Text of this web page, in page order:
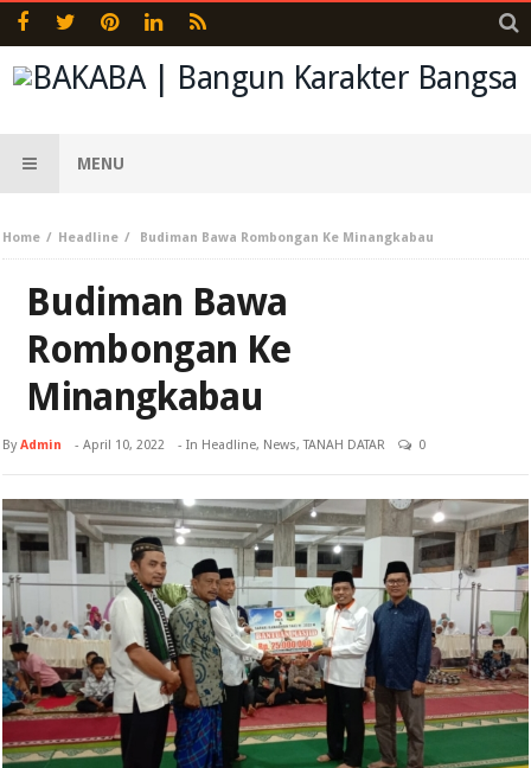
MENU
Home Headline Budiman Bawa Rombongan Ke Minangkabau
Budiman Bawa
Rombongan Ke
Minangkabau
ByAdmin -April 10, 2022 - In Headline, News,TANAH DATAR 0